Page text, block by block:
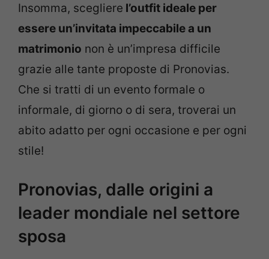
Insomma, scegliere l’outfit ideale per
essere un’invitata impeccabile a un
matrimonio non è un’impresa difficile
grazie alle tante proposte di Pronovias.
Che si tratti di un evento formale o
informale, di giorno o di sera, troverai un
abito adatto per ogni occasione e per ogni
stile!
Pronovias, dalle origini a
leader mondiale nel settore
sposa